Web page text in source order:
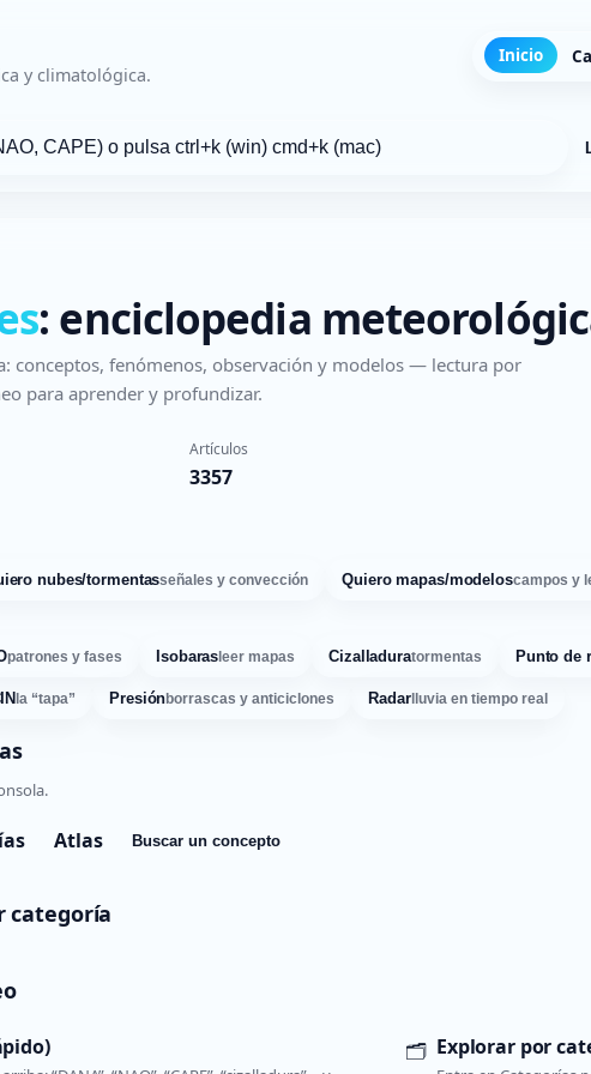
y climatológica.
Inicio
: enciclopedia
conceptos, fenómenos, observación y modelos — lectura por
para aprender y profundizar.
Artículos
3357
nubes/tormentasseñales y convección Quiero mapas/modeloscampos y
patrones y fases Isobarasleer mapas Cizalladuratormentas Punto de
la “tapa” Presiónborrascas y anticiclones Radarlluvia en tiempo real
Atlas Buscar un concepto
categoría
🗂️ Explorar por